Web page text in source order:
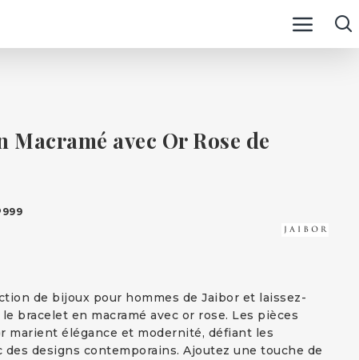
Macramé avec Or Rose de
de bijoux pour hommes de Jaibor et laissez-
bracelet en macramé avec or rose. Les pièces
marient élégance et modernité, défiant les
des designs contemporains. Ajoutez une touche de